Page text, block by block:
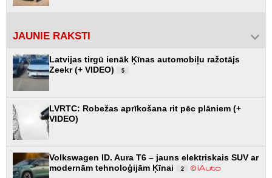
JAUNIE RAKSTI
Latvijas tirgū ienāk Ķīnas automobiļu ražotājs
Zeekr (+ VIDEO)
5
LVRTC: Robežas aprīkošana rit pēc plāniem (+
VIDEO)
Volkswagen ID. Aura T6 – jauns elektriskais SUV ar
modernām tehnoloģijām Ķīnai
2